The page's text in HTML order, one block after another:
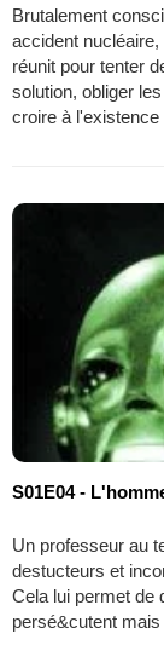
Brutalement
accident
réunit pour tenter
solution, obliger
croire à l'existence
S01E04 -
Un professeur au
destucteurs et
Cela lui permet de
persé&cutent